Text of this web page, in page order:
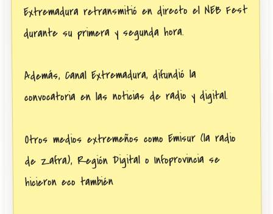
Extremadura retransmitió en directo el NEB Fest
durante su primera y segunda hora.
Además, Canal Extremadura, difundió la
convocatoria en las noticias de radio y digital.
Otros medios extremeños como Emisur (la radio
de Zafra), Región Digital o Infoprovincia se
hicieron eco también